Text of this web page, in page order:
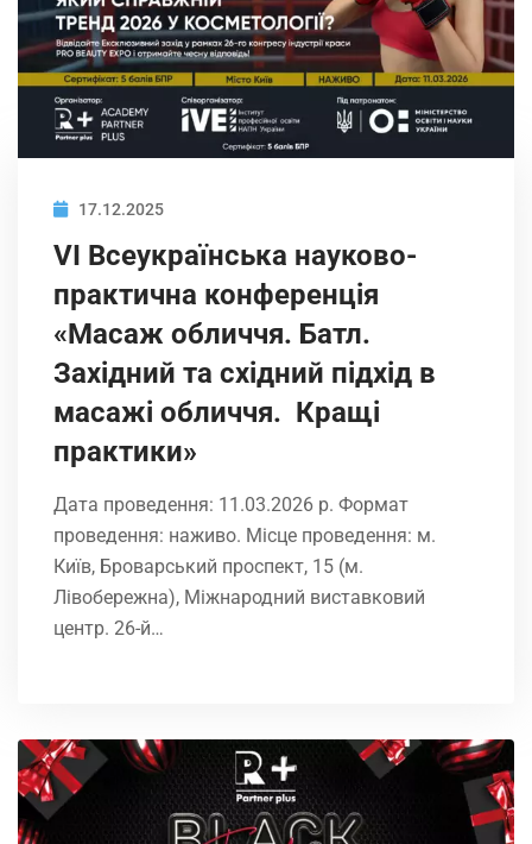
17.12.2025
VI Всеукраїнська науково-
практична конференція
«Масаж обличчя. Батл.
Західний та східний підхід в
масажі обличчя. Кращі
практики»
Дата проведення: 11.03.2026 р. Формат
проведення: наживо. Місце проведення: м.
Київ, Броварський проспект, 15 (м.
Лівобережна), Міжнародний виставковий
центр. 26-й…